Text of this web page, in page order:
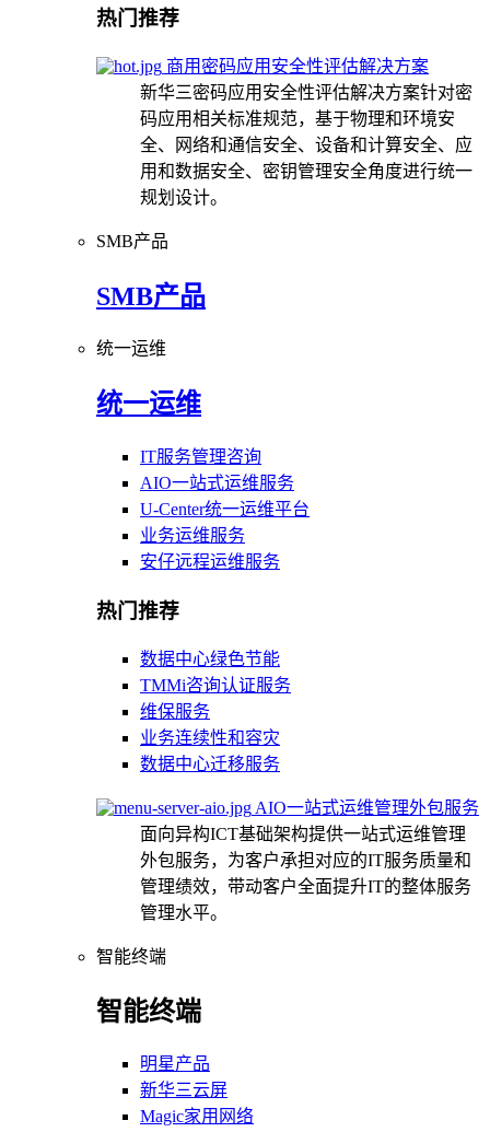
热门推荐
商用密码应用安全性评估解决方案
新华三密码应用安全性评估解决方案针对密
码应用相关标准规范，基于物理和环境安
全、网络和通信安全、设备和计算安全、应
用和数据安全、密钥管理安全角度进行统一
规划设计。
SMB产品
SMB产品
统一运维
统一运维
IT服务管理咨询
AIO一站式运维服务
U-Center统一运维平台
业务运维服务
安仔远程运维服务
热门推荐
数据中心绿色节能
TMMi咨询认证服务
维保服务
业务连续性和容灾
数据中心迁移服务
AIO一站式运维管理外包服务
面向异构ICT基础架构提供一站式运维管理
外包服务，为客户承担对应的IT服务质量和
管理绩效，带动客户全面提升IT的整体服务
管理水平。
智能终端
智能终端
明星产品
新华三云屏
Magic家用网络